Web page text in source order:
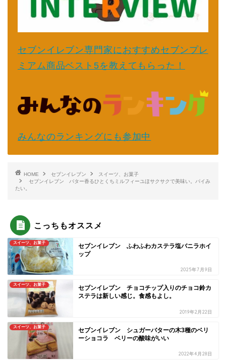
セブンイレブン専門家におすすめセブンプレ
ミアム商品ベスト5を教えてもらった！
みんなのランキングにも参加中
HOME セブンイレブン
スイーツ、お菓子
セブンイレブン バター香るひとくちミルフィーユほサクサクで美味い。パイみ
たい。
こっちもオススメ
スイーツ、お菓子
セブンイレブン ふわふわカステラ塩バニラホイ
ップ
2025年7月9日
スイーツ、お菓子
セブンイレブン チョコチップ入りのチョコ鈴カ
ステラは新しい感じ。食感もよし。
2019年2月22日
スイーツ、お菓子
セブンイレブン シュガーバターの木3種のベリ
ーショコラ ベリーの酸味がいい
2022年4月28日